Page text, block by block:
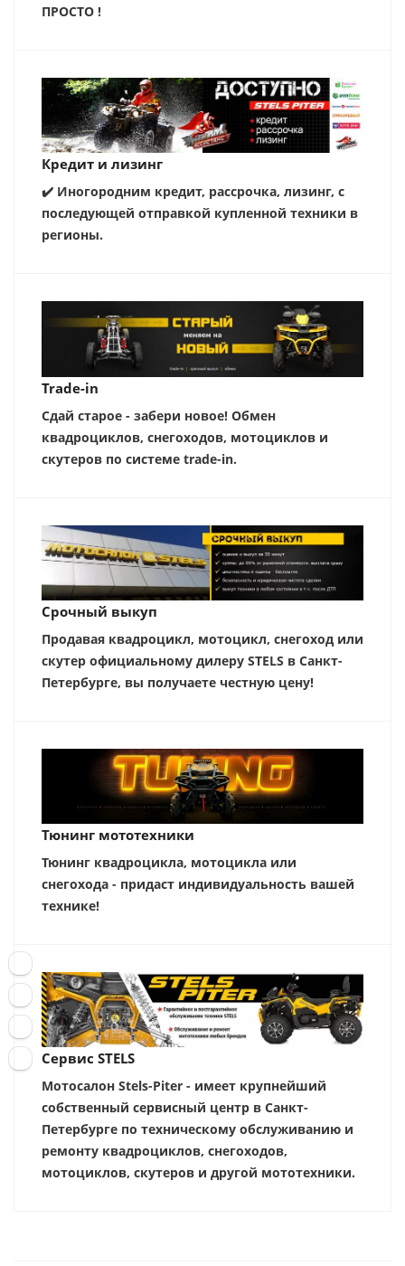
ПРОСТО !
Кредит и лизинг
✔️ Иногородним кредит, рассрочка, лизинг, с
последующей отправкой купленной техники в
регионы.
Trade-in
Сдай старое - забери новое! Обмен
квадроциклов, снегоходов, мотоциклов и
скутеров по системе trade-in.
Срочный выкуп
Продавая квадроцикл, мотоцикл, снегоход или
скутер официальному дилеру STELS в Санкт-
Петербурге, вы получаете честную цену!
Тюнинг мототехники
Тюнинг квадроцикла, мотоцикла или
снегохода - придаст индивидуальность вашей
технике!
Сервис STELS
Мотосалон Stels-Piter - имеет крупнейший
собственный сервисный центр в Санкт-
Петербурге по техническому обслуживанию и
ремонту квадроциклов, снегоходов,
мотоциклов, скутеров и другой мототехники.